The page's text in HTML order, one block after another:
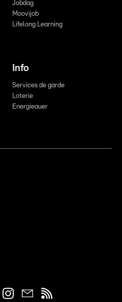
Jobdag
Moovijob
Lifelong Learning
Info
Services de garde
Loterie
Energieauer